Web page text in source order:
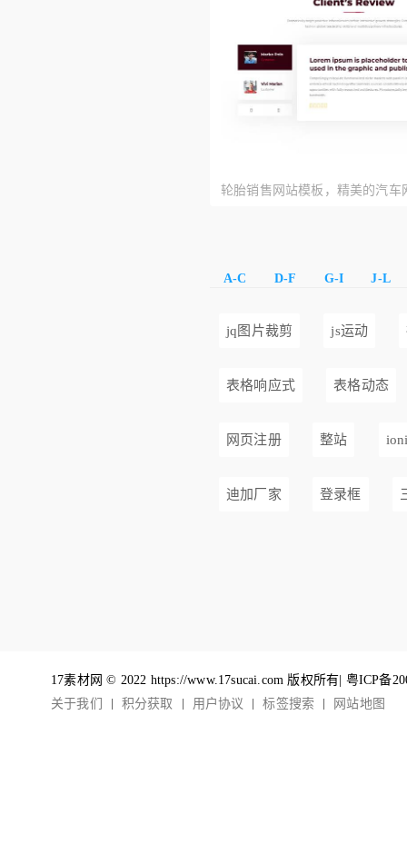
轮胎销售网站模板，精美的汽车
A-C D-F G-I J-L
jq图片裁剪 js运动
表格响应式 表格动态
网页注册 整站
迪加厂家 登录框
17素材网 © 2022 https://www.17sucai.com 版权所有| 粤ICP备
关于我们
积分获取 用户协议 标签搜索 网站地图